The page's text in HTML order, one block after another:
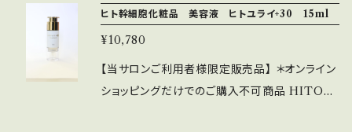
ローチします。 ・EGF/FGF様ペプチド 肌のバリ
ア機能をサポートし、エイジングケア効果を発揮
優れており、肌の老化を防ぐお手伝いをします。
■使い方 1回の使用量は500円玉大を目安に、
格エイジングケアを実現。“美容液で洗う”をコン
セプトに美容成分をたっぷり配合した豊かでキ
メ細やかなフォームウォッシュ。
ヒト幹細胞化粧品 美容液 ヒトユライ+30 15ml
¥10,780
【当サロンご利用者様限定販売品】 ＊オンライン
ショッピングだけでのご購入不可商品 HITOY